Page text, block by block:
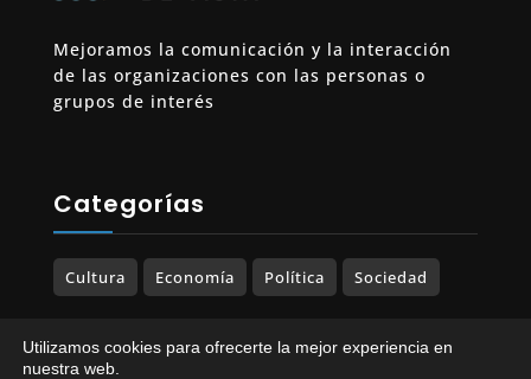
Mejoramos la comunicación y la interacción
de las organizaciones con las personas o
grupos de interés
Categorías
Cultura Economía Política Sociedad
Utilizamos cookies para ofrecerte la mejor experiencia en
nuestra web.